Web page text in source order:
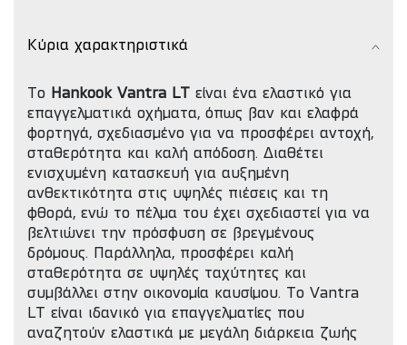
Κύρια χαρακτηριστικά
Το Hankook Vantra LT
είναι ένα ελαστικό για
επαγγελματικά οχήματα, όπως βαν και ελαφρά
φορτηγά, σχεδιασμένο για να προσφέρει αντοχή,
σταθερότητα και καλή απόδοση. Διαθέτει
ενισχυμένη κατασκευή για αυξημένη
ανθεκτικότητα στις υψηλές πιέσεις και τη
φθορά, ενώ το πέλμα του έχει σχεδιαστεί για να
βελτιώνει την πρόσφυση σε βρεγμένους
δρόμους. Παράλληλα, προσφέρει καλή
σταθερότητα σε υψηλές ταχύτητες και
συμβάλλει στην οικονομία καυσίμου. Το Vantra
LT είναι ιδανικό για επαγγελματίες που
αναζητούν ελαστικά με μεγάλη διάρκεια ζωής